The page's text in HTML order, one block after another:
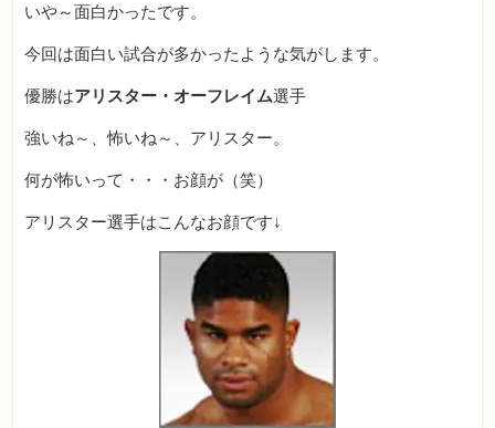
いや～面白かったです。
今回は面白い試合が多かったような気がします。
優勝はアリスター・オーフレイム選手
強いね～、怖いね～、アリスター。
何が怖いって・・・お顔が（笑）
アリスター選手はこんなお顔です↓